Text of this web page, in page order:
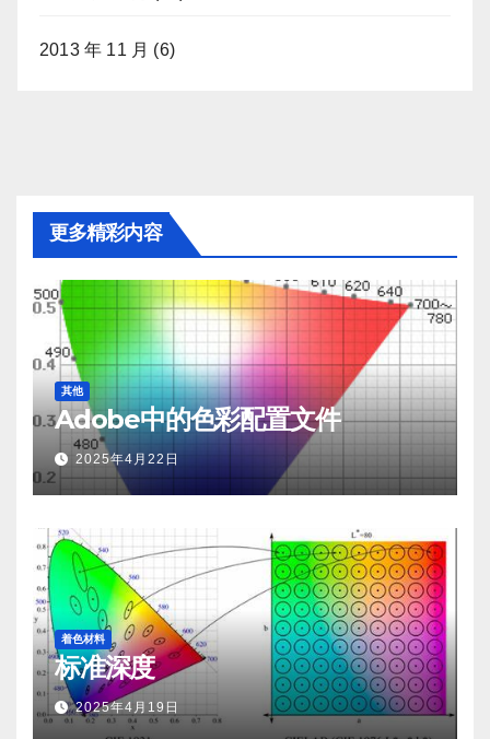
2013 年 11 月 (6)
更多精彩内容
其他
Adobe中的色彩配置文件
2025年4月22日
着色材料
标准深度
2025年4月19日